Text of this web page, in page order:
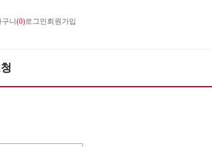
구니(0)로그인 회원가입